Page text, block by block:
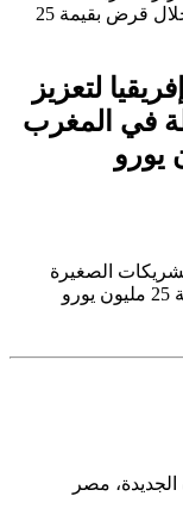
الصغيرة والمتوسطة في المغرب من خلال قرض بقيمة 25
لتعزيز
في المغرب
الصغيرة